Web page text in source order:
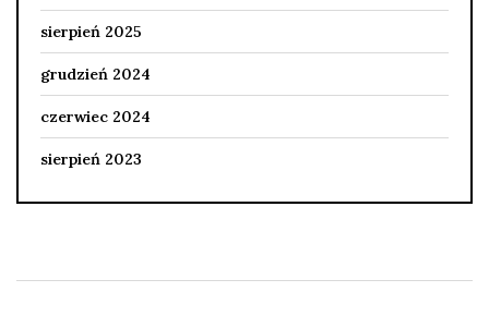
sierpień 2025
grudzień 2024
czerwiec 2024
sierpień 2023